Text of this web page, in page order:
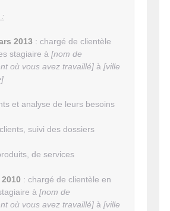
2013 : chargé de clientèle
stagiaire à [nom de
où vous avez travaillé] à [ville
et analyse de leurs besoins
suivi des dossiers
de services
: chargé de clientèle en
à [nom de
où vous avez travaillé] à [ville